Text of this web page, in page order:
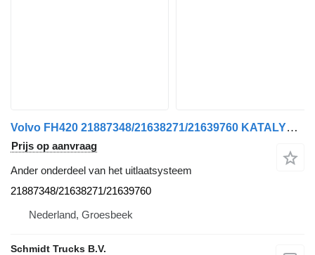
Volvo FH420 21887348/21638271/21639760 KATALYSATOR BEUGEL EURO 6 voor trekker
Prijs op aanvraag
Ander onderdeel van het uitlaatsysteem
21887348/21638271/21639760
Nederland, Groesbeek
Schmidt Trucks B.V.